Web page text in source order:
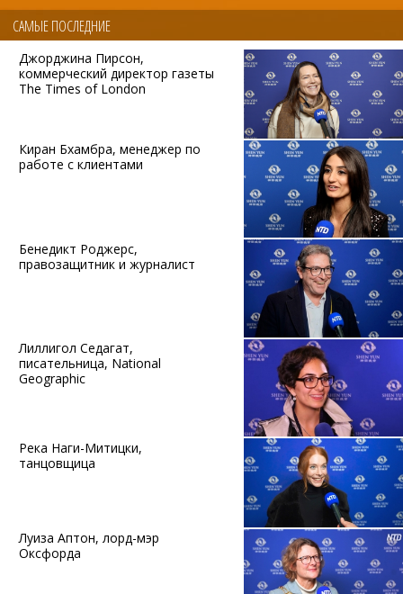
САМЫЕ ПОСЛЕДНИЕ
Джорджина Пирсон,
коммерческий директор газеты
The Times of London
Киран Бхамбра, менеджер по
работе с клиентами
Бенедикт Роджерс,
правозащитник и журналист
Лиллигол Седагат,
писательница, National
Geographic
Река Наги-Митицки,
танцовщица
Луиза Аптон, лорд-мэр
Оксфорда